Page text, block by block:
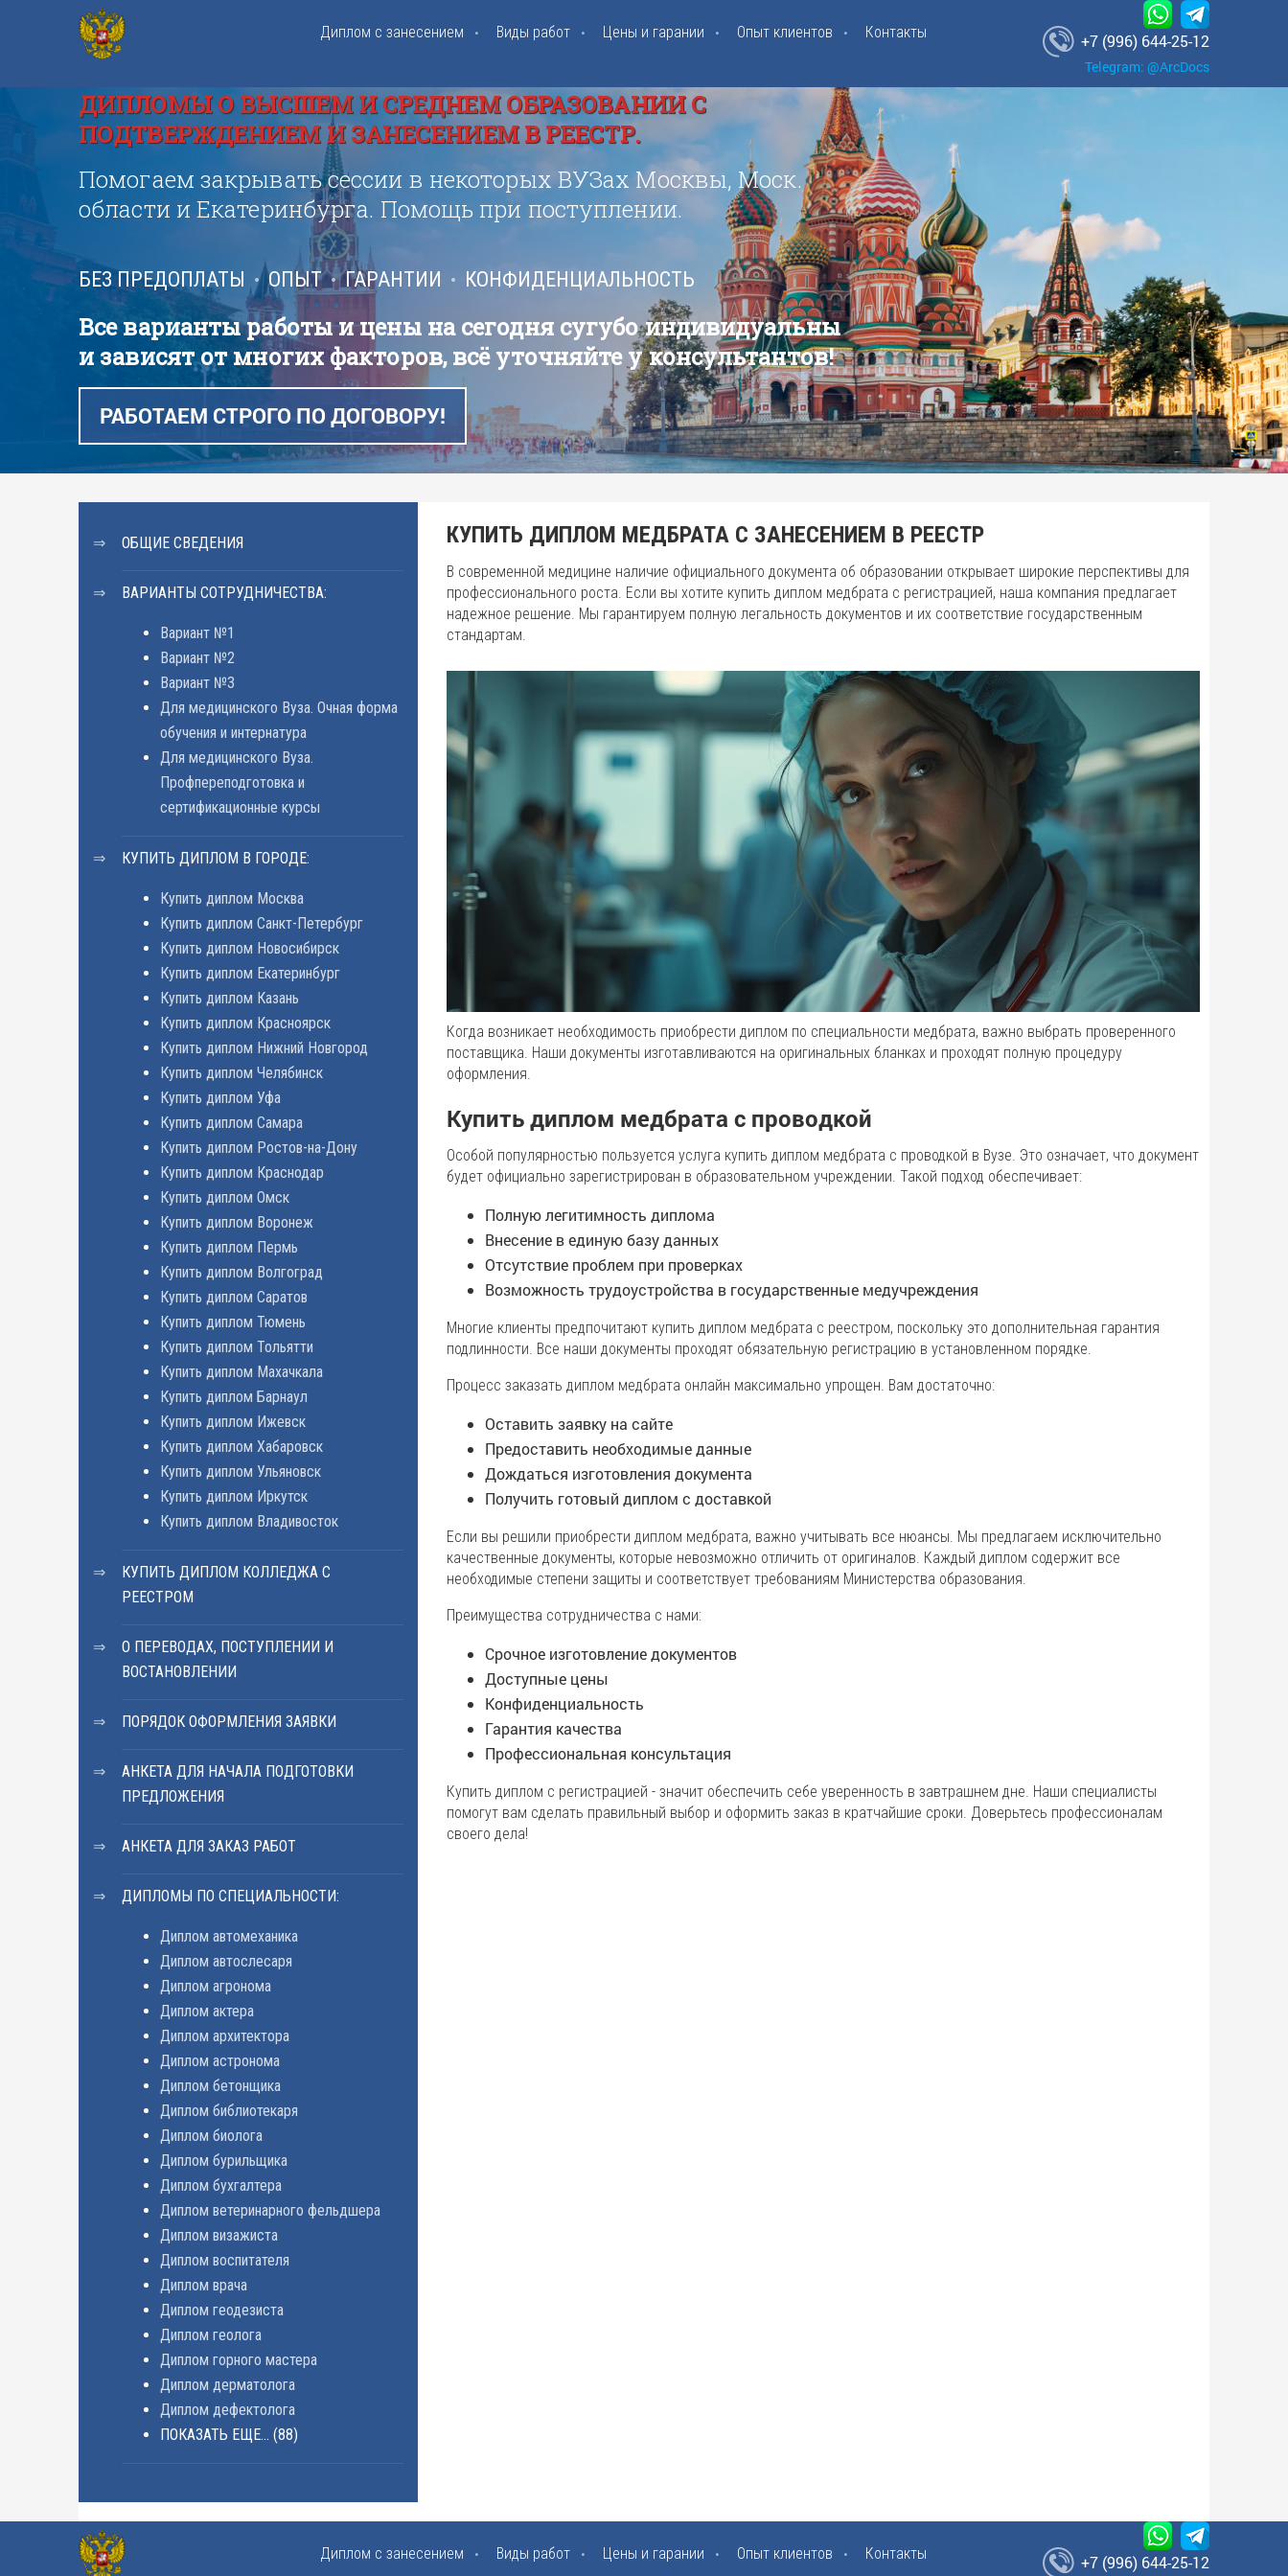
Диплом с занесением Виды работ Цены и гарании Опыт клиентов Контакты +7 (996) 644-25-12
Telegram: @ArcDocs
ДИПЛОМЫ О ВЫСШЕМ И СРЕДНЕМ ОБРАЗОВАНИИ С
ПОДТВЕРЖДЕНИЕМ И ЗАНЕСЕНИЕМ В РЕЕСТР.
Помогаем закрывать сессии в некоторых ВУЗах Москвы, Моск.
области и Екатеринбурга. Помощь при поступлении.
БЕЗ ПРЕДОПЛАТЫ ОПЫТ ГАРАНТИИ КОНФИДЕНЦИАЛЬНОСТЬ
Все варианты работы и цены на сегодня сугубо индивидуальны
и зависят от многих факторов, всё уточняйте у консультантов!
РАБОТАЕМ СТРОГО ПО ДОГОВОРУ!
ОБЩИЕ СВЕДЕНИЯ
ВАРИАНТЫ СОТРУДНИЧЕСТВА:
Вариант №1
Вариант №2
Вариант №3
Для медицинского Вуза. Очная форма
обучения и интернатура
Для медицинского Вуза.
Профпереподготовка и
сертификационные курсы
КУПИТЬ ДИПЛОМ В ГОРОДЕ:
Купить диплом Москва
Купить диплом Санкт-Петербург
Купить диплом Новосибирск
Купить диплом Екатеринбург
Купить диплом Казань
Купить диплом Красноярск
Купить диплом Нижний Новгород
Купить диплом Челябинск
Купить диплом Уфа
Купить диплом Самара
Купить диплом Ростов-на-Дону
Купить диплом Краснодар
Купить диплом Омск
Купить диплом Воронеж
Купить диплом Пермь
Купить диплом Волгоград
Купить диплом Саратов
Купить диплом Тюмень
Купить диплом Тольятти
Купить диплом Махачкала
Купить диплом Барнаул
Купить диплом Ижевск
Купить диплом Хабаровск
Купить диплом Ульяновск
Купить диплом Иркутск
Купить диплом Владивосток
КУПИТЬ ДИПЛОМ КОЛЛЕДЖА С
РЕЕСТРОМ
О ПЕРЕВОДАХ, ПОСТУПЛЕНИИ И
ВОСТАНОВЛЕНИИ
ПОРЯДОК ОФОРМЛЕНИЯ ЗАЯВКИ
АНКЕТА ДЛЯ НАЧАЛА ПОДГОТОВКИ
ПРЕДЛОЖЕНИЯ
АНКЕТА ДЛЯ ЗАКАЗ РАБОТ
ДИПЛОМЫ ПО СПЕЦИАЛЬНОСТИ:
Диплом автомеханика
Диплом автослесаря
Диплом агронома
Диплом актера
Диплом архитектора
Диплом астронома
Диплом бетонщика
Диплом библиотекаря
Диплом биолога
Диплом бурильщика
Диплом бухгалтера
Диплом ветеринарного фельдшера
Диплом визажиста
Диплом воспитателя
Диплом врача
Диплом геодезиста
Диплом геолога
Диплом горного мастера
Диплом дерматолога
Диплом дефектолога
ПОКАЗАТЬ ЕЩЕ... (88)
КУПИТЬ ДИПЛОМ МЕДБРАТА С ЗАНЕСЕНИЕМ В РЕЕСТР
В современной медицине наличие официального документа об образовании открывает широкие перспективы для
профессионального роста. Если вы хотите купить диплом медбрата с регистрацией, наша компания предлагает
надежное решение. Мы гарантируем полную легальность документов и их соответствие государственным
стандартам.
Когда возникает необходимость приобрести диплом по специальности медбрата, важно выбрать проверенного
поставщика. Наши документы изготавливаются на оригинальных бланках и проходят полную процедуру
оформления.
Купить диплом медбрата с проводкой
Особой популярностью пользуется услуга купить диплом медбрата с проводкой в Вузе. Это означает, что документ
будет официально зарегистрирован в образовательном учреждении. Такой подход обеспечивает:
Полную легитимность диплома
Внесение в единую базу данных
Отсутствие проблем при проверках
Возможность трудоустройства в государственные медучреждения
Многие клиенты предпочитают купить диплом медбрата с реестром, поскольку это дополнительная гарантия
подлинности. Все наши документы проходят обязательную регистрацию в установленном порядке.
Процесс заказать диплом медбрата онлайн максимально упрощен. Вам достаточно:
Оставить заявку на сайте
Предоставить необходимые данные
Дождаться изготовления документа
Получить готовый диплом с доставкой
Если вы решили приобрести диплом медбрата, важно учитывать все нюансы. Мы предлагаем исключительно
качественные документы, которые невозможно отличить от оригиналов. Каждый диплом содержит все
необходимые степени защиты и соответствует требованиям Министерства образования.
Преимущества сотрудничества с нами:
Срочное изготовление документов
Доступные цены
Конфиденциальность
Гарантия качества
Профессиональная консультация
Купить диплом с регистрацией - значит обеспечить себе уверенность в завтрашнем дне. Наши специалисты
помогут вам сделать правильный выбор и оформить заказ в кратчайшие сроки. Доверьтесь профессионалам
своего дела!
Диплом с занесением Виды работ Цены и гарании Опыт клиентов Контакты +7 (996) 644-25-12